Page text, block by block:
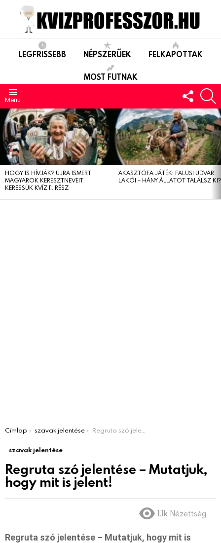
LEGFRISSEBB NÉPSZERŰEK FELKAPOTTAK
MOST FUTNAK
Menu
US
LEGUTÓBBIAK
HOGY IS HÍVJÁK? ÚJRA ISMERT
MAGYAROK KERESZTNEVEIT
KERESSÜK KVÍZ 11. RÉSZ
AKASZTÓFA JÁTÉK: FALUSI UDVAR
LAKÓI – HÁNY ÁLLATOT TALÁLSZ KI?
You are here:
Címlap szavak jelentése Regruta szó jelentése – Mutatjuk, hogy mit is jelent!
szavak jelentése
Regruta szó jelentése – Mutatjuk,
hogy mit is jelent!
1.1k Nézettség
Regruta szó jelentése – Mutatjuk, hogy mit is